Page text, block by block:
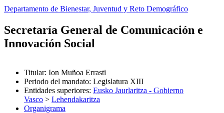
Departamento de Bienestar, Juventud y Reto Demográfico
Secretaría General de Comunicación e
Innovación Social
Titular: Ion Muñoa Errasti
Periodo del mandato: Legislatura XIII
Entidades superiores: Eusko Jaurlaritza - Gobierno
Vasco > Lehendakaritza
Organigrama